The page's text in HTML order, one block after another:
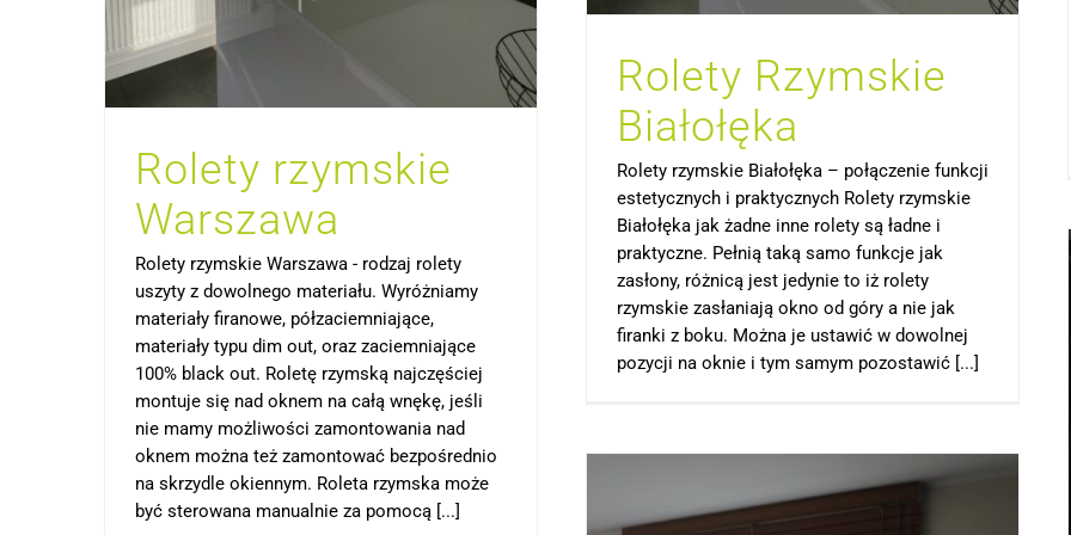
Rolety Rzymskie
Białołęka
Rolety rzymskie Białołęka – połączenie funkcji
estetycznych i praktycznych Rolety rzymskie
Białołęka jak żadne inne rolety są ładne i
praktyczne. Pełnią taką samo funkcje jak
zasłony, różnicą jest jedynie to iż rolety
rzymskie zasłaniają okno od góry a nie jak
firanki z boku. Można je ustawić w dowolnej
pozycji na oknie i tym samym pozostawić [...]
Rolety rzymskie
Warszawa
Rolety rzymskie Warszawa - rodzaj rolety
uszyty z dowolnego materiału. Wyróżniamy
materiały firanowe, półzaciemniające,
materiały typu dim out, oraz zaciemniające
100% black out. Roletę rzymską najczęściej
montuje się nad oknem na całą wnękę, jeśli
nie mamy możliwości zamontowania nad
oknem można też zamontować bezpośrednio
na skrzydle okiennym. Roleta rzymska może
być sterowana manualnie za pomocą [...]